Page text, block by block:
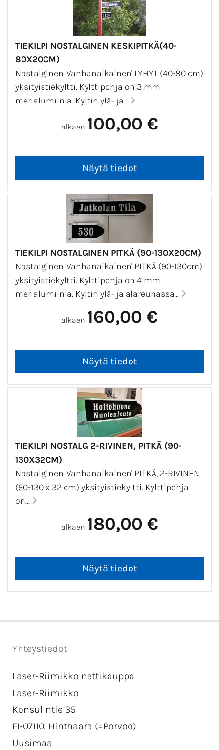
TIEKILPI NOSTALGINEN KESKIPITKÄ(40-
80X20CM)
Nostalginen 'Vanhanaikainen' LYHYT (40-80 cm)
yksityistiekyltti. Kylttipohja on 3 mm
merialumiinia. Kyltin ylä- ja...
alkaen 100,00 €
TIEKILPI NOSTALGINEN PITKÄ (90-130X20CM)
Nostalginen 'Vanhanaikainen' PITKÄ (90-130cm)
yksityistiekyltti. Kylttipohja on 4 mm
merialumiinia. Kyltin ylä- ja alareunassa...
alkaen 160,00 €
TIEKILPI NOSTALG 2-RIVINEN, PITKÄ (90-
130X32CM)
Nostalginen 'Vanhanaikainen' PITKÄ, 2-RIVINEN
(90-130 x 32 cm) yksityistiekyltti. Kylttipohja
on...
alkaen 180,00 €
Yhteystiedot
Laser-Riimikko nettikauppa
Laser-Riimikko
Konsulintie 35
FI-07110, Hinthaara (=Porvoo)
Uusimaa